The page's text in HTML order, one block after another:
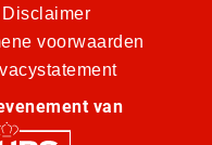
Disclaimer
voorwaarden
van